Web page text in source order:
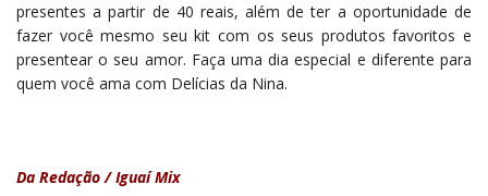
presentes a partir de 40 reais, além de ter a oportunidade de
fazer você mesmo seu kit com os seus produtos favoritos e
presentear o seu amor. Faça uma dia especial e diferente para
quem você ama com Delícias da Nina.
Da Redação / Iguaí Mix